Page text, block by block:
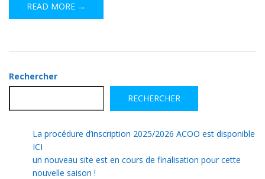
READ MORE →
Rechercher
RECHERCHER
La procédure d’inscription 2025/2026 ACOO est disponible
ICI
un nouveau site est en cours de finalisation pour cette
nouvelle saison !